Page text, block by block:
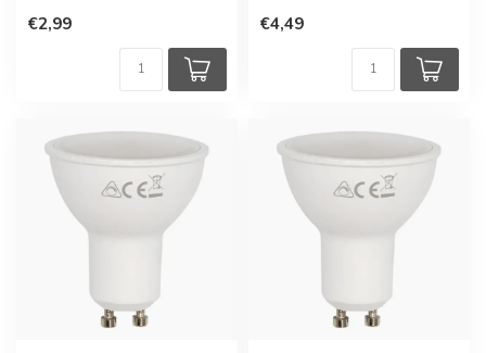
€2,99 €4,49